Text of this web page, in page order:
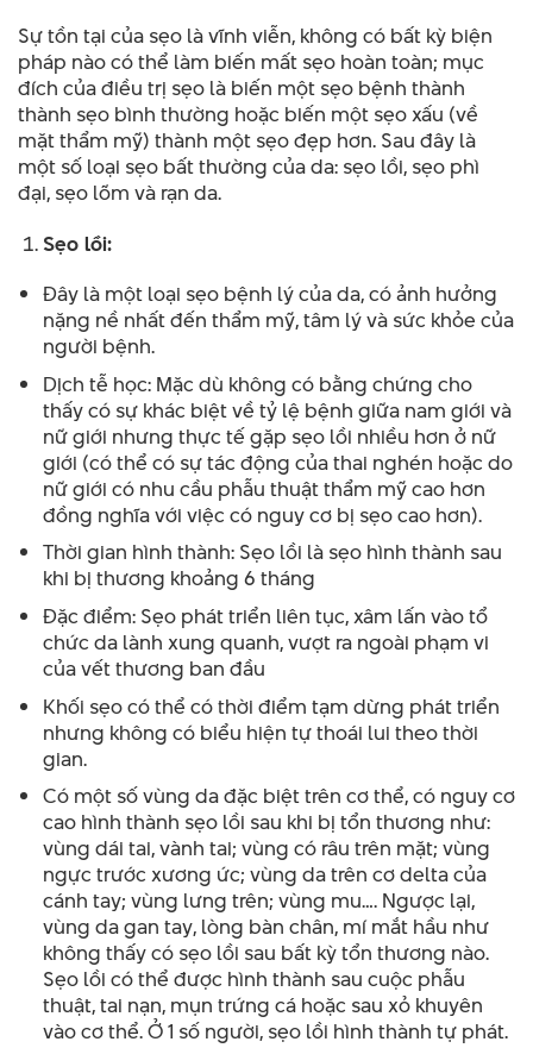
Sự tồn tại của sẹo là vĩnh viễn, không có bất kỳ biện
pháp nào có thể làm biến mất sẹo hoàn toàn; mục
đích của điều trị sẹo là biến một sẹo bệnh thành
thành sẹo bình thường hoặc biến một sẹo xấu (về
mặt thẩm mỹ) thành một sẹo đẹp hơn. Sau đây là
một số loại sẹo bất thường của da: sẹo lồi, sẹo phì
đại, sẹo lõm và rạn da.
Sẹo lồi:
Đây là một loại sẹo bệnh lý của da, có ảnh hưởng
nặng nề nhất đến thẩm mỹ, tâm lý và sức khỏe của
người bệnh.
Dịch tễ học: Mặc dù không có bằng chứng cho
thấy có sự khác biệt về tỷ lệ bệnh giữa nam giới và
nữ giới nhưng thực tế gặp sẹo lồi nhiều hơn ở nữ
giới (có thể có sự tác động của thai nghén hoặc do
nữ giới có nhu cầu phẫu thuật thẩm mỹ cao hơn
đồng nghĩa với việc có nguy cơ bị sẹo cao hơn).
Thời gian hình thành: Sẹo lồi là sẹo hình thành sau
khi bị thương khoảng 6 tháng
Đặc điểm: Sẹo phát triển liên tục, xâm lấn vào tổ
chức da lành xung quanh, vượt ra ngoài phạm vi
của vết thương ban đầu
Khối sẹo có thể có thời điểm tạm dừng phát triển
nhưng không có biểu hiện tự thoái lui theo thời
gian.
Có một số vùng da đặc biệt trên cơ thể, có nguy cơ
cao hình thành sẹo lồi sau khi bị tổn thương như:
vùng dái tai, vành tai; vùng có râu trên mặt; vùng
ngực trước xương ức; vùng da trên cơ delta của
cánh tay; vùng lưng trên; vùng mu…. Ngược lại,
vùng da gan tay, lòng bàn chân, mí mắt hầu như
không thấy có sẹo lồi sau bất kỳ tổn thương nào.
Sẹo lồi có thể được hình thành sau cuộc phẫu
thuật, tai nạn, mụn trứng cá hoặc sau xỏ khuyên
vào cơ thể. Ở 1 số người, sẹo lồi hình thành tự phát.